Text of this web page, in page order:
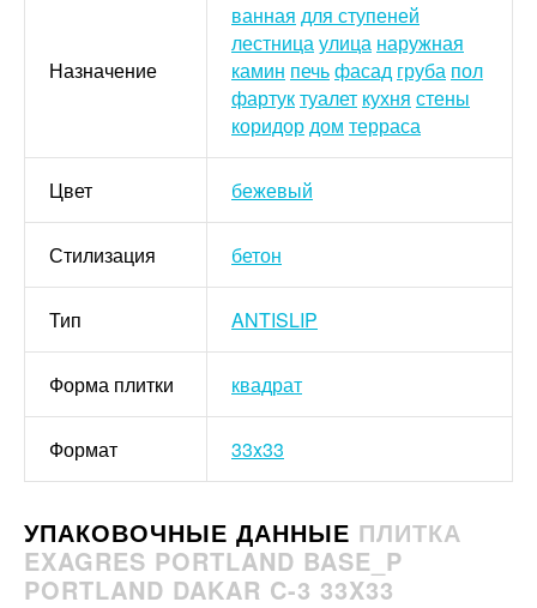
Назначение
ванная для ступеней
лестницаулица наружная
камин печьфасад груба пол
фартуктуалет кухня стены
коридордом терраса
Цвет бежевый
Стилизация бетон
Тип ANTISLIP
Форма плитки квадрат
Формат 33x33
УПАКОВОЧНЫЕ ДАННЫЕ ПЛИТКА
EXAGRES PORTLAND BASE_P
PORTLAND DAKAR C-3 33X33